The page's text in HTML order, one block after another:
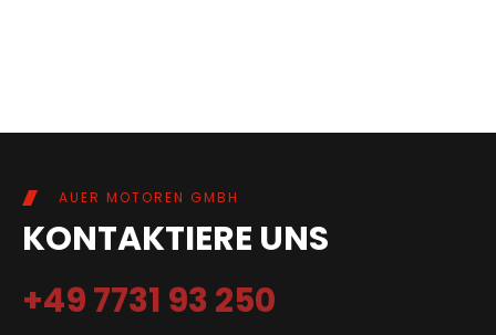
AUER MOTOREN GMBH
KONTAKTIERE UNS
+49 7731 93 250